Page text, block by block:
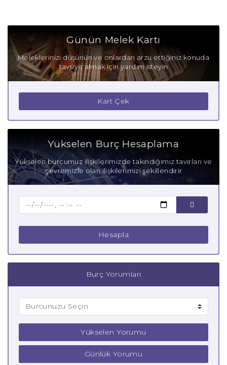
Günün Melek Kartı
Meleklerinizi düşünün ve onlardan arzu ettiğiniz konuda
tavsiye almak için yardım isteyin
Kart Çek
Yükselen Burç Hesaplama
Yükselen burcumuz ilişkilerimizde takındığımız tavırları ve
çevremizle olan ilişkilerimizi şekillendirir
Hesapla
Burç Yorumları
Yükselen Yorumu
Günlük Yorumu